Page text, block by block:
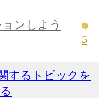
ンしよう
5
するトピックを